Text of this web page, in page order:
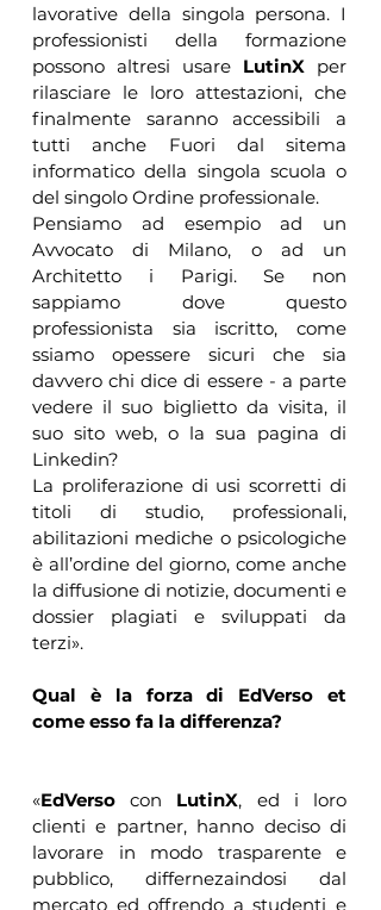
lavorative della singola persona. I
professionisti della formazione
possono altresi usare LutinX per
rilasciare le loro attestazioni, che
finalmente saranno accessibili a
tutti anche Fuori dal sitema
informatico della singola scuola o
del singolo Ordine professionale.
Pensiamo ad esempio ad un
Avvocato di Milano, o ad un
Architetto i Parigi. Se non
sappiamo dove questo
professionista sia iscritto, come
ssiamo opessere sicuri che sia
davvero chi dice di essere - a parte
vedere il suo biglietto da visita, il
suo sito web, o la sua pagina di
Linkedin?
La proliferazione di usi scorretti di
titoli di studio, professionali,
abilitazioni mediche o psicologiche
è all’ordine del giorno, come anche
la diffusione di notizie, documenti e
dossier plagiati e sviluppati da
terzi».
Qual è la forza di EdVerso et
come esso fa la differenza?
«EdVerso con LutinX, ed i loro
clienti e partner, hanno deciso di
lavorare in modo trasparente e
pubblico, differnezaindosi dal
mercato ed offrendo a studenti e